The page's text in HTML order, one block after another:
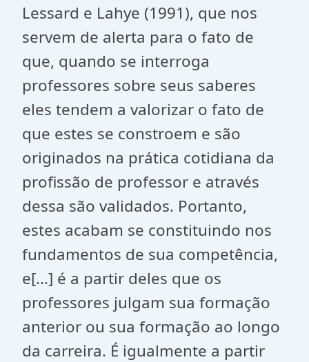
Lessard e Lahye (1991), que nos
servem de alerta para o fato de
que, quando se interroga
professores sobre seus saberes
eles tendem a valorizar o fato de
que estes se constroem e são
originados na prática cotidiana da
profissão de professor e através
dessa são validados. Portanto,
estes acabam se constituindo nos
fundamentos de sua competência,
e[...] é a partir deles que os
professores julgam sua formação
anterior ou sua formação ao longo
da carreira. É igualmente a partir